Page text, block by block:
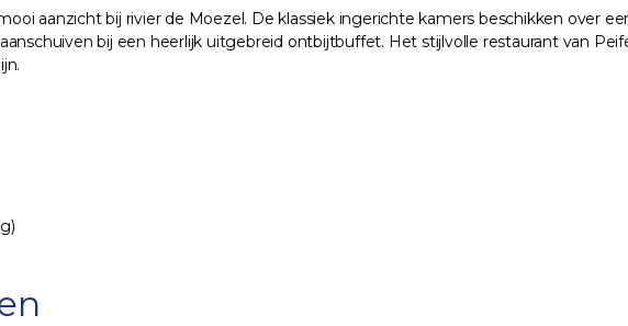
aanzicht bij rivier de Moezel. De klassiek ingerichte kamers beschikken over
bij een heerlijk uitgebreid ontbijtbuffet. Het stijlvolle restaurant van